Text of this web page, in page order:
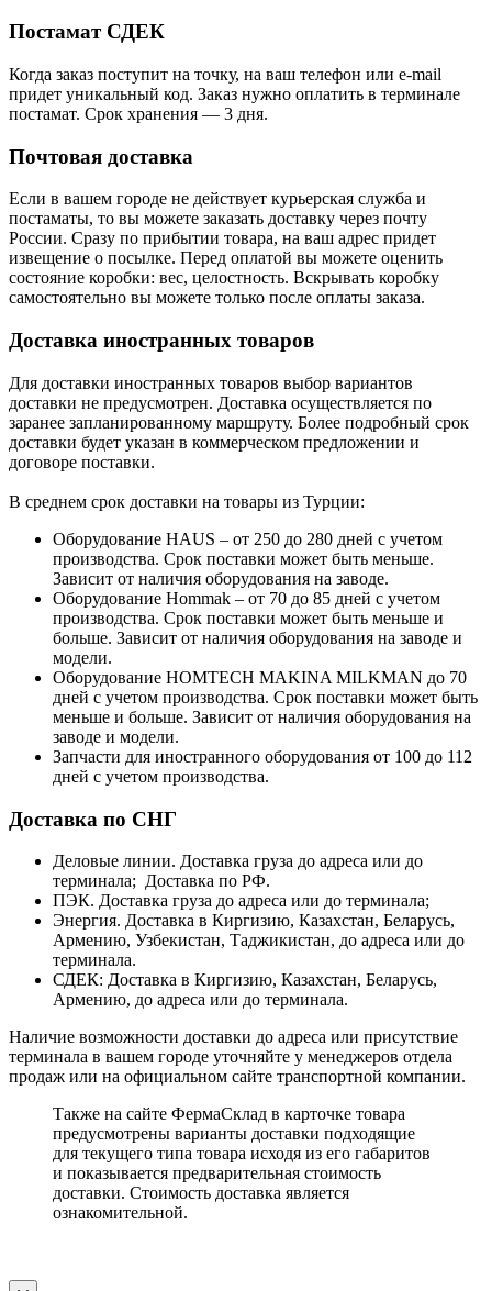
Постамат СДЕК
Когда заказ поступит на точку, на ваш телефон или e-mail
придет уникальный код. Заказ нужно оплатить в терминале
постамат. Срок хранения — 3 дня.
Почтовая доставка
Если в вашем городе не действует курьерская служба и
постаматы, то вы можете заказать доставку через почту
России. Сразу по прибытии товара, на ваш адрес придет
извещение о посылке. Перед оплатой вы можете оценить
состояние коробки: вес, целостность. Вскрывать коробку
самостоятельно вы можете только после оплаты заказа.
Доставка иностранных товаров
Для доставки иностранных товаров выбор вариантов
доставки не предусмотрен. Доставка осуществляется по
заранее запланированному маршруту. Более подробный срок
доставки будет указан в коммерческом предложении и
договоре поставки.
В среднем срок доставки на товары из Турции:
Оборудование HAUS – от 250 до 280 дней с учетом
производства. Срок поставки может быть меньше.
Зависит от наличия оборудования на заводе.
Оборудование Hommak – от 70 до 85 дней с учетом
производства. Срок поставки может быть меньше и
больше. Зависит от наличия оборудования на заводе и
модели.
Оборудование HOMTECH MAKINA MILKMAN до 70
дней с учетом производства. Срок поставки может быть
меньше и больше. Зависит от наличия оборудования на
заводе и модели.
Запчасти для иностранного оборудования от 100 до 112
дней с учетом производства.
Доставка по СНГ
Деловые линии. Доставка груза до адреса или до
терминала; Доставка по РФ.
ПЭК. Доставка груза до адреса или до терминала;
Энергия. Доставка в Киргизию, Казахстан, Беларусь,
Армению, Узбекистан, Таджикистан, до адреса или до
терминала.
СДЕК: Доставка в Киргизию, Казахстан, Беларусь,
Армению, до адреса или до терминала.
Наличие возможности доставки до адреса или присутствие
терминала в вашем городе уточняйте у менеджеров отдела
продаж или на официальном сайте транспортной компании.
Также на сайте ФермаСклад в карточке товара
предусмотрены варианты доставки подходящие
для текущего типа товара исходя из его габаритов
и показывается предварительная стоимость
доставки. Стоимость доставка является
ознакомительной.